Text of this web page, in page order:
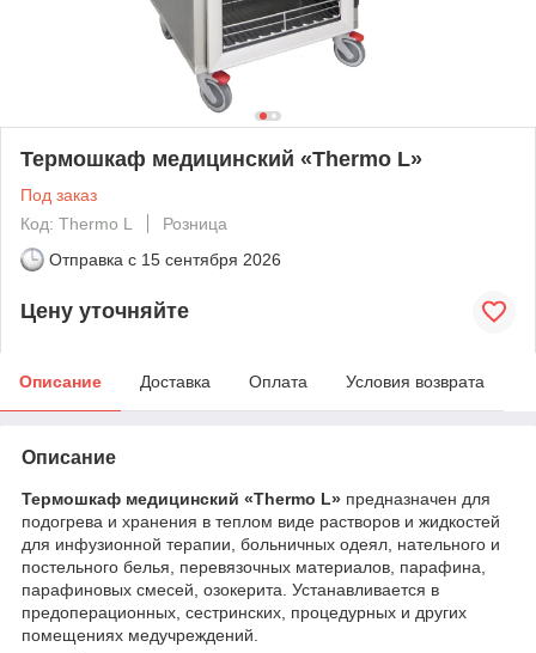
Термошкаф медицинский «Thermo L»
Под заказ
Код: Thermo L
Розница
Отправка с 15 сентября 2026
Цену уточняйте
Описание Доставка Оплата Условия возврата
Описание
Термошкаф медицинский «Thermo L» предназначен для
подогрева и хранения в теплом виде растворов и жидкостей
для инфузионной терапии, больничных одеял, нательного и
постельного белья, перевязочных материалов, парафина,
парафиновых смесей, озокерита. Устанавливается в
предоперационных, сестринских, процедурных и других
помещениях медучреждений.